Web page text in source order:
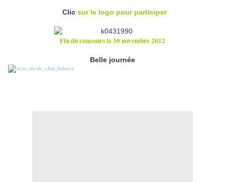
Clic sur le logo pour participer
Fin du concours le 30 novembre 2012
Belle journée